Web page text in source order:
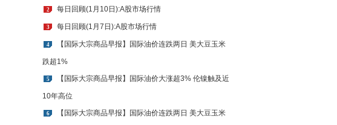
2 每日回顾(1月10日):A股市场行情
3 每日回顾(1月7日):A股市场行情
4 【国际大宗商品早报】国际油价连跌两日 美大豆玉米
跌超1%
5 【国际大宗商品早报】国际油价大涨超3% 伦镍触及近
10年高位
6 【国际大宗商品早报】国际油价连跌两日 美大豆玉米